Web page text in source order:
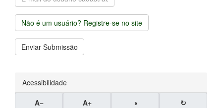
Não é um usuário? Registre-se no site
Enviar
Submissão
Enviar Submissão
Acessibilidade
A− A+ ◑ ↻